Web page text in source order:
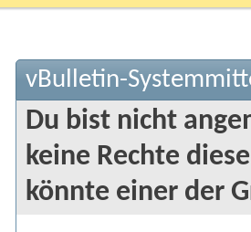
vBulletin-
Du bist nicht
keine Rechte
könnte einer der